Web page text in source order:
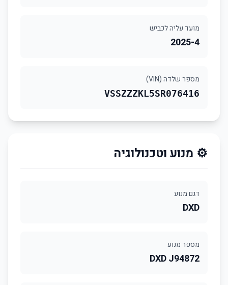
מועד עליה לכביש
2025-4
מספר שלדה (VIN)
VSSZZZKL5SR076416
⚙️ מנוע וטכנולוגיה
דגם מנוע
DXD
מספר מנוע
DXD J94872